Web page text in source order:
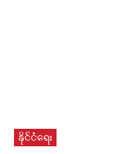
နိုင်ငံရေး